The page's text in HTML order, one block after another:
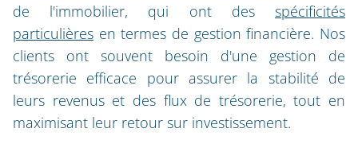
de l'immobilier, qui ont des spécificités
particulières en termes de gestion financière. Nos
clients ont souvent besoin d'une gestion de
trésorerie efficace pour assurer la stabilité de
leurs revenus et des flux de trésorerie, tout en
maximisant leur retour sur investissement.